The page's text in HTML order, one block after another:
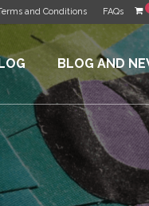
and Conditions FAQs
BLOG AND